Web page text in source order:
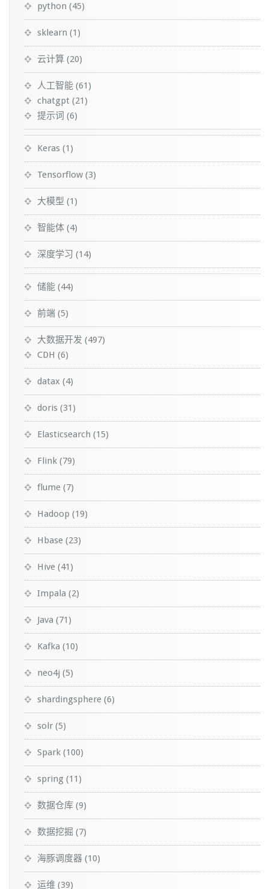
python (45)
sklearn (1)
云计算 (20)
人工智能 (61)
chatgpt (21)
提示词 (6)
Keras (1)
Tensorflow (3)
大模型 (1)
智能体 (4)
深度学习 (14)
储能 (44)
前端 (5)
大数据开发 (497)
CDH (6)
datax (4)
doris (31)
Elasticsearch (15)
Flink (79)
flume (7)
Hadoop (19)
Hbase (23)
Hive (41)
Impala (2)
Java (71)
Kafka (10)
neo4j (5)
shardingsphere (6)
solr (5)
Spark (100)
spring (11)
数据仓库 (9)
数据挖掘 (7)
海豚调度器 (10)
运维 (39)